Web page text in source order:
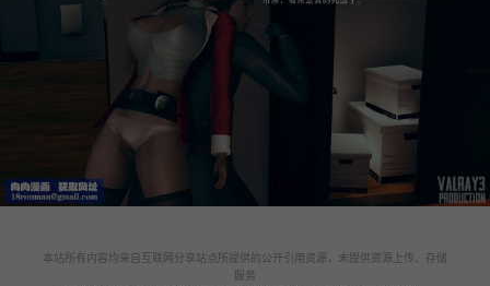
本站所有内容均来自互联网分享站点所提供的公开引用资源，未提供资源上传、存储
服务